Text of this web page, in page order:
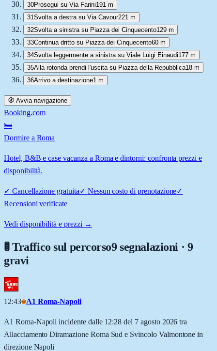
30Prosegui su Via Farini191 m
31Svolta a destra su Via Cavour221 m
32Svolta a sinistra su Piazza dei Cinquecento129 m
33Continua dritto su Piazza dei Cinquecento60 m
34Svolta leggermente a sinistra su Viale Luigi Einaudi177 m
35Alla rotonda prendi l'uscita su Piazza della Repubblica18 m
36Arrivo a destinazione1 m
🧭 Avvia navigazione
Booking.com
🛏️
Dormire a Roma
Hotel, B&B e case vacanza a Roma e dintorni: confronta prezzi e
disponibilità.
✓ Cancellazione gratuita✓ Nessun costo di prenotazione✓
Recensioni verificate
Vedi disponibilità e prezzi →
🚦 Traffico sul percorso9 segnalazioni · 9
gravi
12:43 A1 Roma-Napoli
A1 Roma-Napoli incidente dalle 12:28 del 7 agosto 2026 tra
Allacciamento Diramazione Roma Sud e Svincolo Valmontone in
direzione Napoli